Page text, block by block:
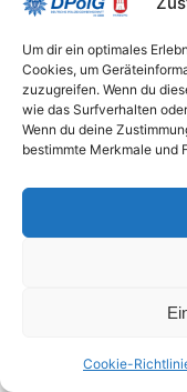
Um dir ein optimales
Cookies, um
zuzugreifen. Wenn du
wie das Surfverhalten
Wenn du deine
bestimmte Merkmale und
Cookie-
verändern, dass
der
Justizminister der
Weg gebracht
Tisch gewischt und
organisiertes Chaos
Ich gehe davon
Cannabis
finden, ihr
hervorragend